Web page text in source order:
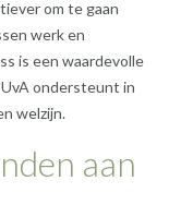
om te gaan
werk en
is een waardevolle
ondersteunt in
welzijn.
aan